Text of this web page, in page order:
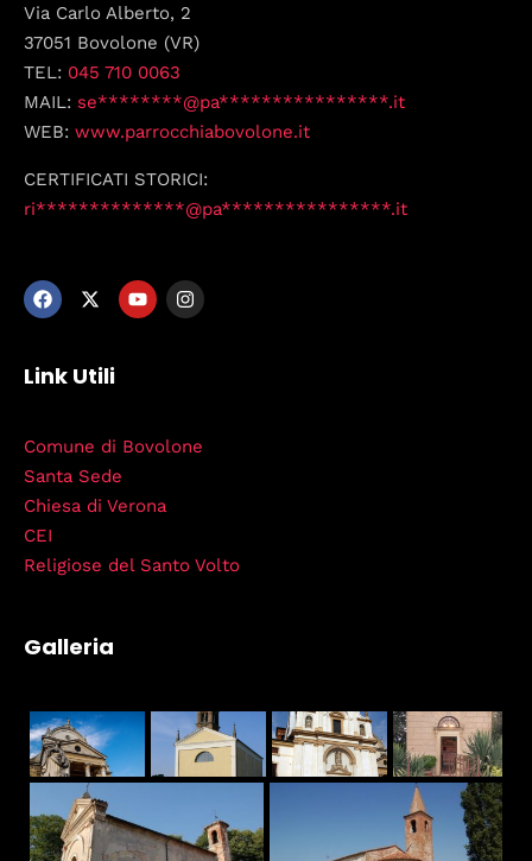
Via Carlo Alberto, 2
37051 Bovolone (VR)
TEL: 045 710 0063
MAIL: se********@pa****************.it
WEB: www.parrocchiabovolone.it
CERTIFICATI STORICI:
ri**************@pa****************.it
Link Utili
Comune di Bovolone
Santa Sede
Chiesa di Verona
CEI
Religiose del Santo Volto
Galleria